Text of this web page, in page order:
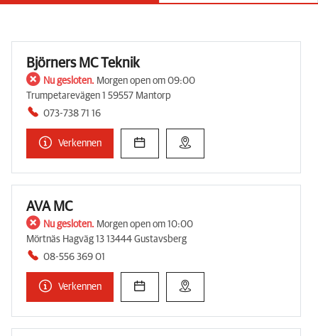
Björners MC Teknik
Nu gesloten. Morgen open om 09:00
Trumpetarevägen 1 59557 Mantorp
073-738 71 16
Verkennen
AVA MC
Nu gesloten. Morgen open om 10:00
Mörtnäs Hagväg 13 13444 Gustavsberg
08-556 369 01
Verkennen